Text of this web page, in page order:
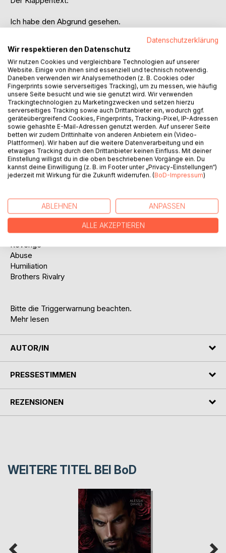
Ich habe den Abgrund gesehen.
Nichts und niemand kann mich zerstören, zumindest habe
ich das geglaubt, bis er in der Tür stand, um mich eines
besseren zu belehren.
Um Rache an seinen Bruder zu nehmen, ist er bereit, über
Leichen zu gehen und ganz oben auf seiner Liste, stehe
ich, in einem Spiel aus Vergeltung und Hass.
Wird Dion mich retten können oder ist es dafür am Ende zu
spät?
Tropes:
Dark Sinner
Kidnapping
Touch her and you die
Revenge
Abuse
Humiliation
Brothers Rivalry
Bitte die Triggerwarnung beachten.
Mehr lesen
AUTOR/IN
PRESSESTIMMEN
REZENSIONEN
WEITERE TITEL BEI BoD
Datenschutzerklärung
Wir respektieren den Datenschutz
Wir nutzen Cookies und vergleichbare Technologien auf unserer
Website. Einige von ihnen sind essenziell und technisch notwendig.
Daneben verwenden wir Analysemethoden (z. B. Cookies oder
Fingerprints sowie serverseitiges Tracking), um zu messen, wie häufig
unsere Seite besucht und wie sie genutzt wird. Wir verwenden
Trackingtechnologien zu Marketingzwecken und setzen hierzu
serverseitiges Tracking sowie auch Drittanbieter ein, wodurch ggf.
geräteübergreifend Cookies, Fingerprints, Tracking-Pixel, IP-Adressen
sowie gehashte E-Mail-Adressen genutzt werden. Auf unserer Seite
betten wir zudem Drittinhalte von anderen Anbietern ein (Video-
Plattformen). Wir haben auf die weitere Datenverarbeitung und ein
etwaiges Tracking durch den Drittanbieter keinen Einfluss. Mit deiner
Einstellung willigst du in die oben beschriebenen Vorgänge ein. Du
kannst deine Einwilligung (z. B. im Footer unter „Privacy-Einstellungen“)
jederzeit mit Wirkung für die Zukunft widerrufen. (BoD-Impressum)
ABLEHNEN ANPASSEN
ALLE AKZEPTIEREN